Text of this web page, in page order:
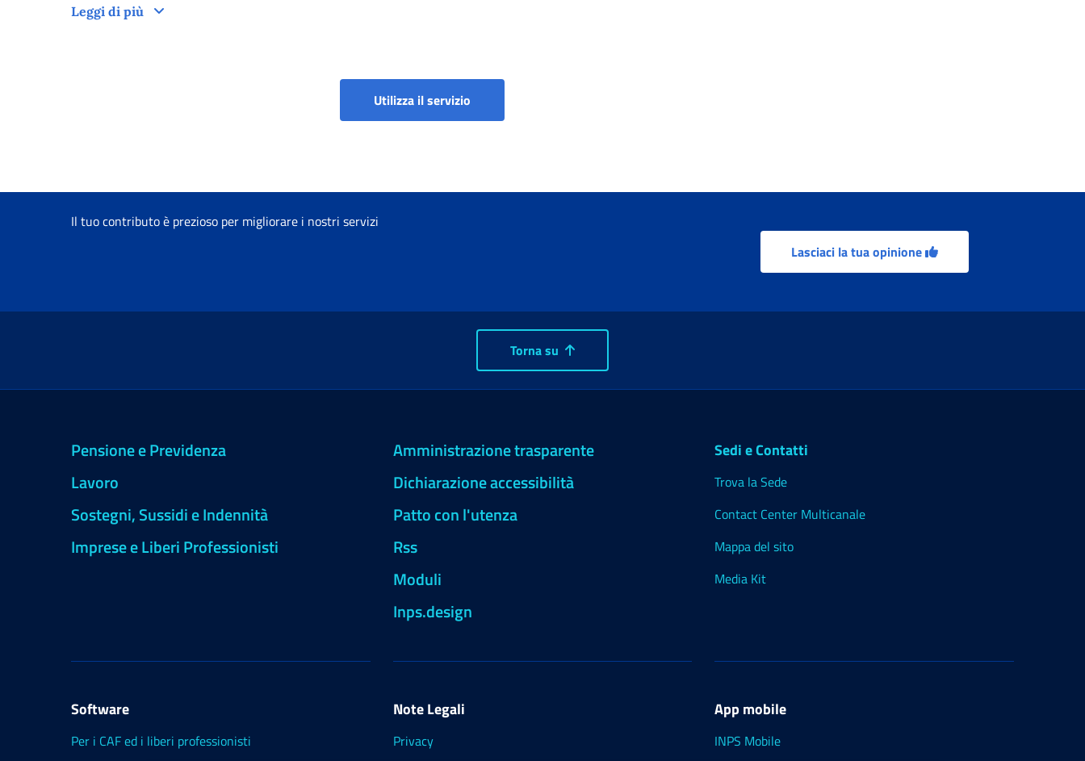
Leggi di più
Domanda
Utilizza il servizioBonus lavoratori fragili - Indennità una tantum
Il tuo contributo è prezioso per migliorare i nostri servizi
Lasciaci la tua opinione
Torna su
Pensione e Previdenza
Lavoro
Sostegni, Sussidi e Indennità
Imprese e Liberi Professionisti
Amministrazione trasparente
Dichiarazione accessibilità
Patto con l'utenza
Rss
Moduli
Inps.design
Sedi e Contatti
Trova la Sede
Contact Center Multicanale
Mappa del sito
Media Kit
Software
Per i CAF ed i liberi professionisti
Note Legali
Privacy
App mobile
INPS Mobile